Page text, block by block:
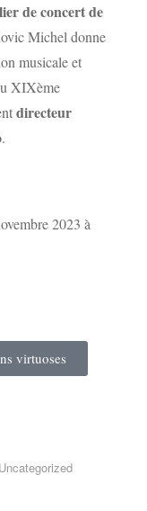
de concert de
Michel donne
musicale et
XIXème
directeur
.
2023 à
virtuoses
Uncategorized